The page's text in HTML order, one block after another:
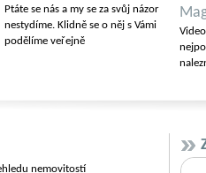
Ptáte se nás a my se za svůj názor
nestydíme. Klidně se o něj s Vámi
podělíme veřejně
nemovitostí